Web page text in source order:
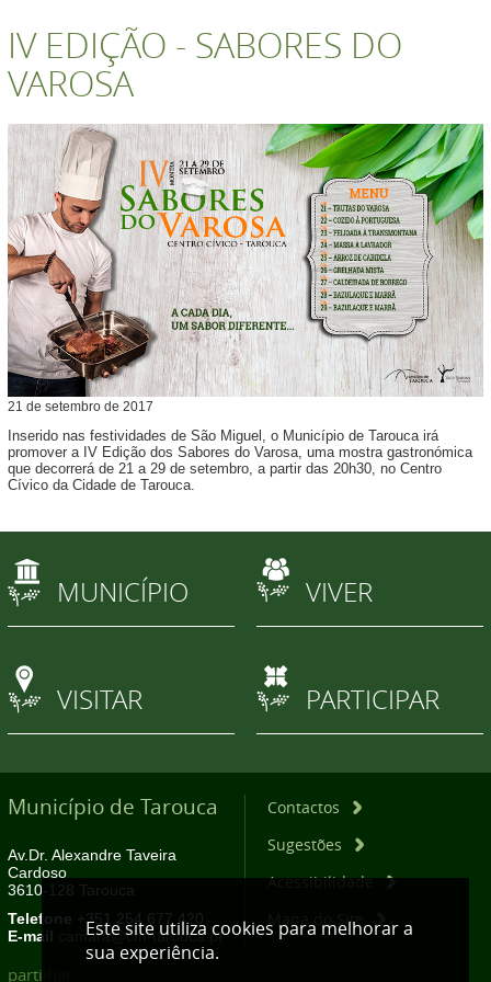
IV EDIÇÃO - SABORES DO
VAROSA
21 de setembro de 2017
Inserido nas festividades de São Miguel, o Município de Tarouca irá
promover a IV Edição dos Sabores do Varosa, uma mostra gastronómica
que decorrerá de 21 a 29 de setembro, a partir das 20h30, no Centro
Cívico da Cidade de Tarouca.
MUNICÍPIO VIVER
VISITAR PARTICIPAR
Município de Tarouca
Av.Dr. Alexandre Taveira
Cardoso
3610-128 Tarouca
Telefone +351 254 677 420
E-mail
camara@cm-tarouca.pt
Contactos
Sugestões
Acessibilidade
Mapa do Site
partilhar
Este site utiliza cookies para melhorar a
sua experiência.